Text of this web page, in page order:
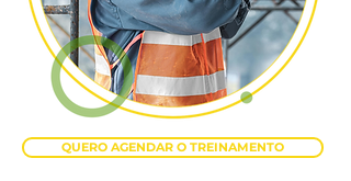
QUERO AGENDAR O TREINAMENTO